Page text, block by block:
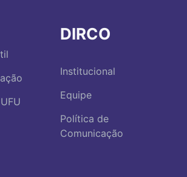
DIRCO
Institucional
Equipe
Política de
Comunicação